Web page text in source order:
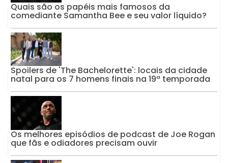
Quais são os papéis mais famosos da
comediante Samantha Bee e seu valor líquido?
Spoilers de 'The Bachelorette': locais da cidade
natal para os 7 homens finais na 19ª temporada
Os melhores episódios de podcast de Joe Rogan
que fãs e odiadores precisam ouvir